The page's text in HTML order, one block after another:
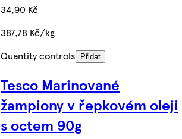
34,90 Kč
387,78 Kč/kg
Quantity controls
Přidat
Tesco Marinované
žampiony v řepkovém oleji
s octem 90g